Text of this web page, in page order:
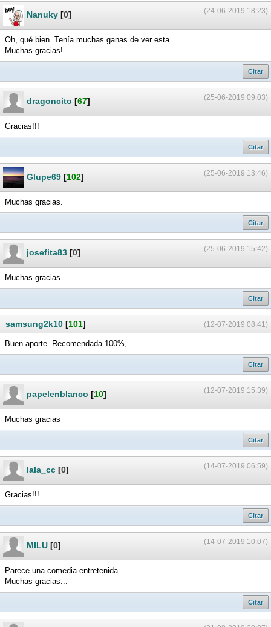
(24-06-2019 18:23)
Nanuky [0]
Oh, qué bien. Tenía muchas ganas de ver esta.
Muchas gracias!
Citar
(25-06-2019 09:03)
dragoncito [67]
Gracias!!!
Citar
(25-06-2019 13:46)
Glupe69 [102]
Muchas gracias.
Citar
(25-06-2019 15:42)
josefita83 [0]
Muchas gracias
Citar
(12-07-2019 08:41)
samsung2k10 [101]
Buen aporte. Recomendada 100%,
Citar
(12-07-2019 15:39)
papelenblanco [10]
Muchas gracias
Citar
(14-07-2019 06:59)
lala_cc [0]
Gracias!!!
Citar
(14-07-2019 10:07)
MILU [0]
Parece una comedia entretenida.
Muchas gracias...
Citar